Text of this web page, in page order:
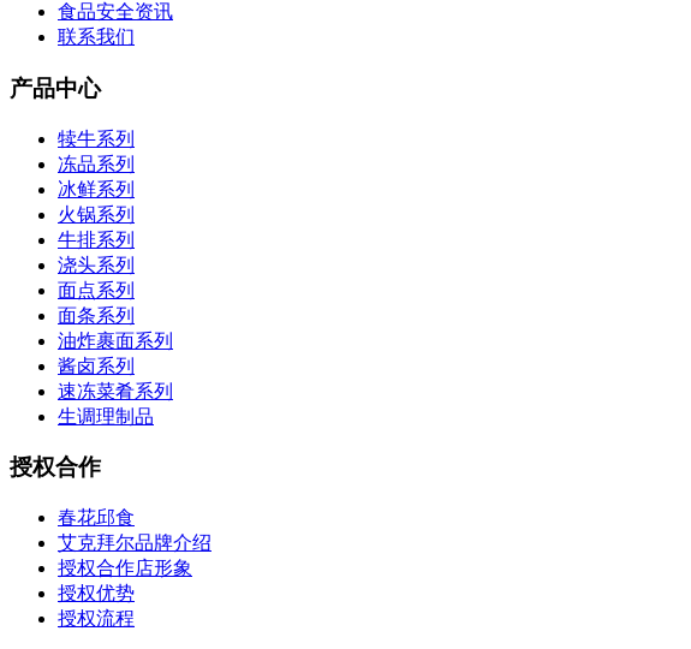
食品安全资讯
联系我们
产品中心
犊牛系列
冻品系列
冰鲜系列
火锅系列
牛排系列
浇头系列
面点系列
面条系列
油炸裹面系列
酱卤系列
速冻菜肴系列
生调理制品
授权合作
春花邱食
艾克拜尔品牌介绍
授权合作店形象
授权优势
授权流程